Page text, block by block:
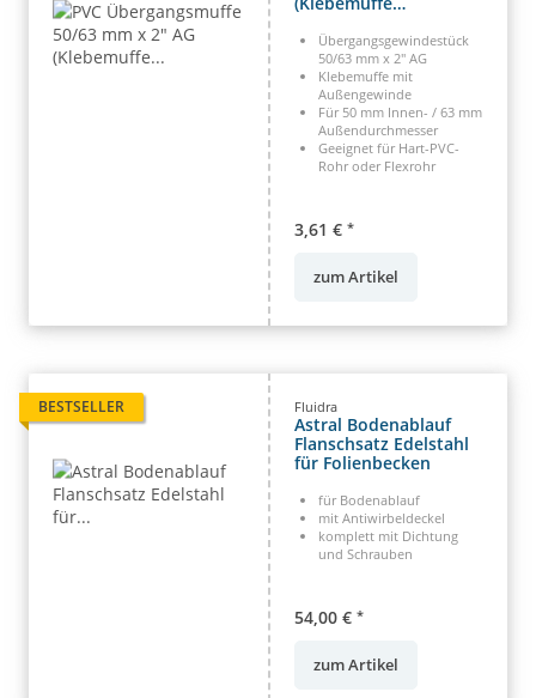
Gewinde)
Übergangsgewindestück
50/63 mm x 2" AG
Klebemuffe mit
Außengewinde
Für 50 mm Innen- / 63 mm
Außendurchmesser
Geeignet für Hart-PVC-
Rohr oder Flexrohr
3,61 € *
zum Artikel
BESTSELLER Fluidra
Astral Bodenablauf
Flanschsatz Edelstahl
für Folienbecken
für Bodenablauf
mit Antiwirbeldeckel
komplett mit Dichtung
und Schrauben
54,00 € *
zum Artikel